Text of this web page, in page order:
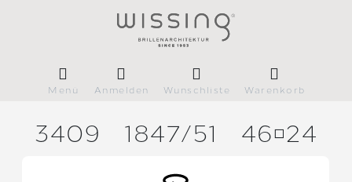
Menü Anmelden Wunschliste Warenkorb
3409 1847/51 4624